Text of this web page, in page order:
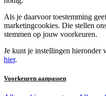
Als je daarvoor toestemming
marketingcookies. Die stellen
stemmen op jouw voorkeuren.
Je kunt je instellingen hieronder
hier.
Voorkeuren aanpassen